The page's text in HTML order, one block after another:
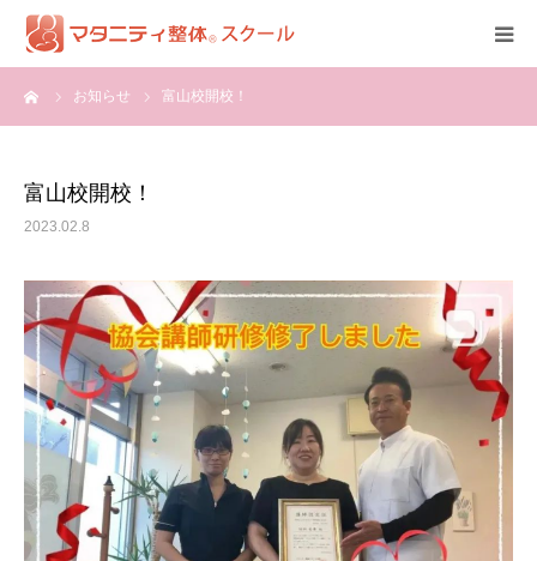
お知らせ 富山校開校！
富山校開校！
2023.02.8
HOME
体験談
全国認定校一覧
開業ツール
受講申込